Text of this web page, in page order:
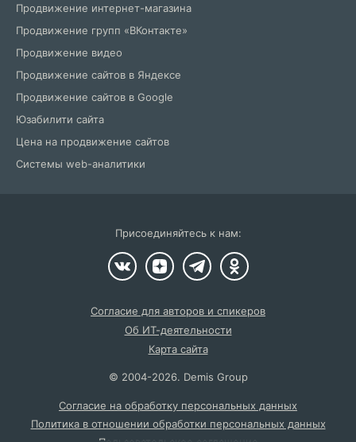
Продвижение интернет-магазина
Продвижение групп «ВКонтакте»
Продвижение видео
Продвижение сайтов в Яндексе
Продвижение сайтов в Google
Юзабилити сайта
Цена на продвижение сайтов
Системы web-аналитики
Присоединяйтесь к нам:
© 2004-2026. Demis Group
Карта сайта
Об ИТ-деятельности
Согласие для авторов и спикеров
Согласие на обработку персональных данных
Политика в отношении обработки персональных данных